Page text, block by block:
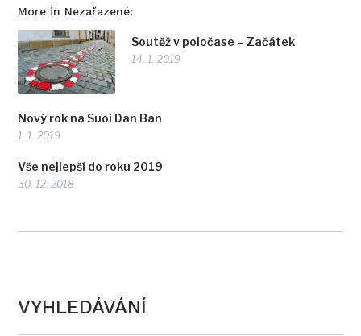
More in Nezařazené:
Soutěž v poločase – Začátek
14. 1. 2019
Nový rok na Suoi Dan Ban
1. 1. 2019
Vše nejlepší do roku 2019
30. 12. 2018
VYHLEDÁVÁNÍ